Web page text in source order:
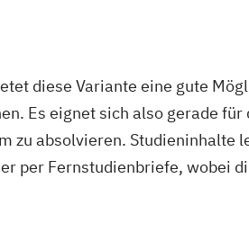
diese Variante eine gute
Es eignet sich also gerade
zu absolvieren. Studieninhalte
per Fernstudienbriefe, wobei